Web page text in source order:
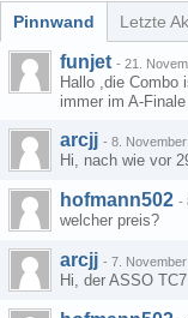
Pinnwand Letzte
funjet - 21.
Hallo ,die Combo
immer im A-
arcjj - 8.
Hi, nach wie vor
hofmann502 -
welcher preis?
arcjj - 7.
Hi, der ASSO